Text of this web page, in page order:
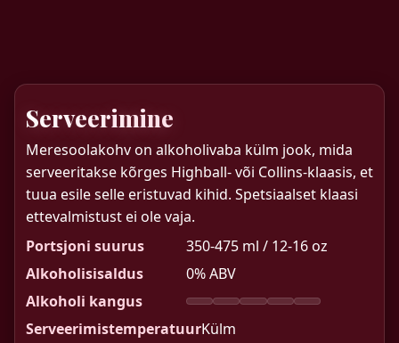
Serveerimine
Meresoolakohv on alkoholivaba külm jook, mida
serveeritakse kõrges Highball- või Collins-klaasis, et
tuua esile selle eristuvad kihid. Spetsiaalset klaasi
ettevalmistust ei ole vaja.
Portsjoni suurus
350-475 ml / 12-16 oz
Alkoholisisaldus
0% ABV
Alkoholi kangus
ServeerimistemperatuurKülm